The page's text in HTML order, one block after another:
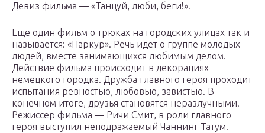
Девиз фильма — «Танцуй, люби, беги!».
Еще один фильм о трюках на городских улицах так и
называется: «Паркур». Речь идет о группе молодых
людей, вместе занимающихся любимым делом.
Действие фильма происходит в декорациях
немецкого городка. Дружба главного героя проходит
испытания ревностью, любовью, завистью. В
конечном итоге, друзья становятся неразлучными.
Режиссер фильма — Ричи Смит, в роли главного
героя выступил неподражаемый Чаннинг Татум.